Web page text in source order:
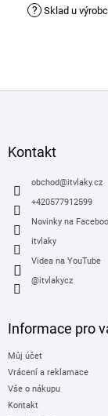
? Sklad u
Kontakt
obchod@itvlaky.cz
+420577912599
Novinky na
itvlaky
Videa na YouTube
@itvlakycz
Informace pro
Můj účet
Vrácení a reklamace
Vše o nákupu
Kontakt